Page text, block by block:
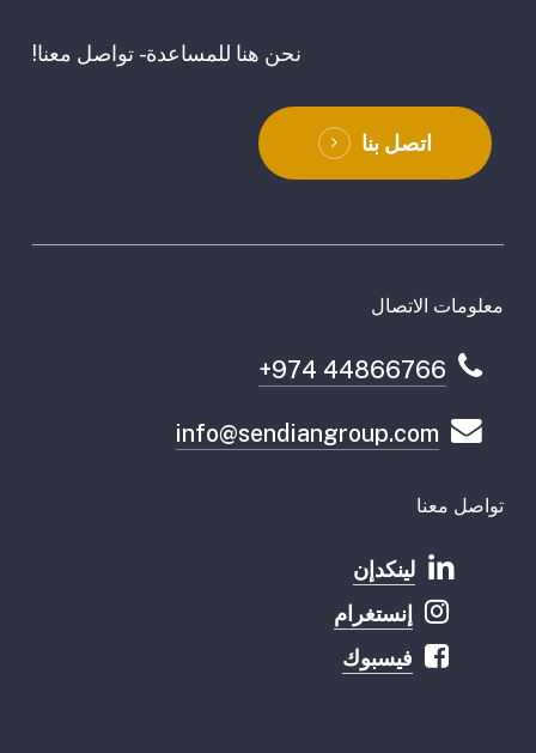
نحن هنا للمساعدة - تواصل معنا!
اتصل بنا
معلومات الاتصال
+974 44866766
info@sendiangroup.com
تواصل معنا
لينكدإن
إنستغرام
فيسبوك